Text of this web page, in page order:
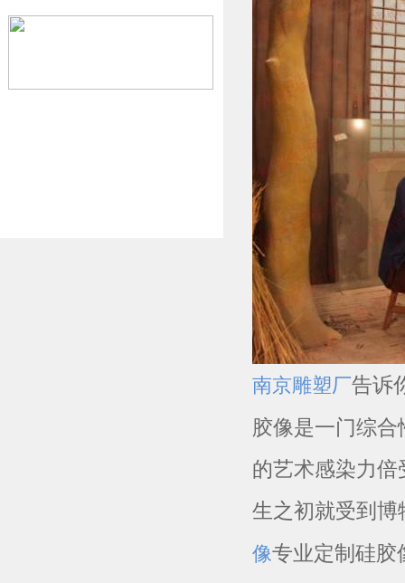
南京雕塑厂告诉
胶像是一门综
的艺术感染力
生之初就受到
像专业定制硅胶